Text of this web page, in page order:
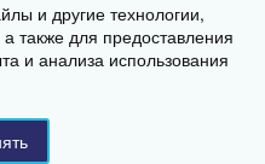
«ТЭК»,
Маркса, д.57, офис 510/1
и другие технологии,
также для предоставления
и анализа использования